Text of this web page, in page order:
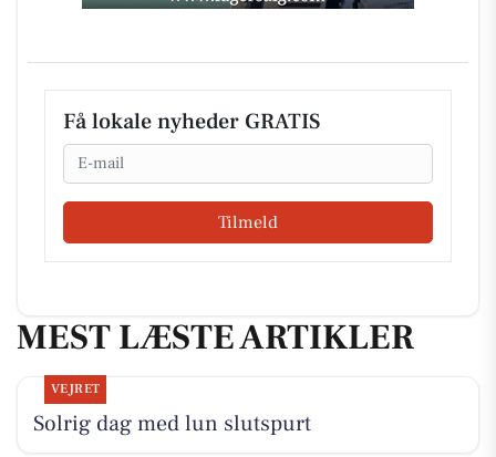
Få lokale nyheder GRATIS
Email
Tilmeld
MEST LÆSTE ARTIKLER
VEJRET
Solrig dag med lun slutspurt